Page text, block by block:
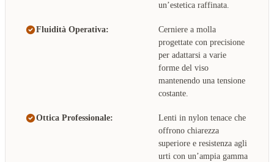
un’estetica raffinata.
Fluidità Operativa:
Cerniere a molla
progettate con precisione
per adattarsi a varie
forme del viso
mantenendo una tensione
costante.
Ottica Professionale:
Lenti in nylon tenace che
offrono chiarezza
superiore e resistenza agli
urti con un’ampia gamma